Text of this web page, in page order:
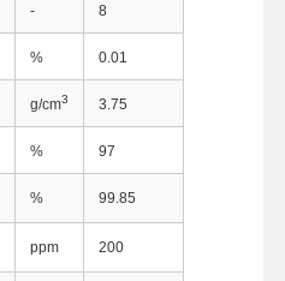
- 8
% 0.01
g/cm3 3.75
% 97
% 99.85
ppm 200